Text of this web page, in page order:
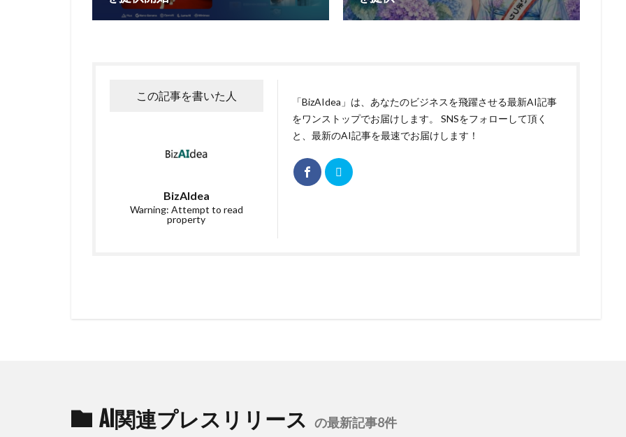
この記事を書いた人
BizAIdea
Warning: Attempt to read
property
「BizAIdea」は、あなたのビジネスを飛躍させる最新AI記事
をワンストップでお届けします。 SNSをフォローして頂く
と、最新のAI記事を最速でお届けします！
AI関連プレスリリース の最新記事8件